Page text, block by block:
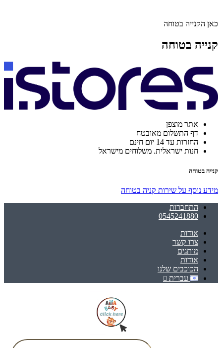
כאן הקנייה בטוחה
קנייה בטוחה
אתר מוצפן
דף התשלום מאובטח
החזרות עד 14 יום חינם
חנות ישראלית. משלוחים מישראל
קנייה בטוחה
מידע נוסף על שירות קניה בטוחה
התחברות
0545241880
אודות
צרו קשר
מותגים
אודות
הכוכבים שלנו
עברית